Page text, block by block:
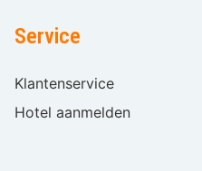
Service
Klantenservice
Hotel aanmelden